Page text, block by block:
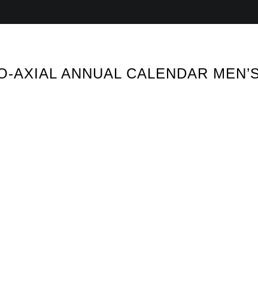
ANNUAL CALENDAR